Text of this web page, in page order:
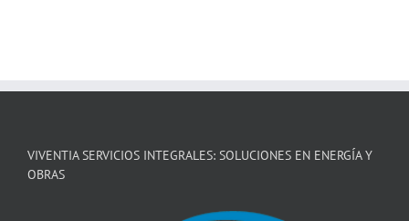
VIVENTIA SERVICIOS INTEGRALES: SOLUCIONES EN ENERGÍA Y
OBRAS